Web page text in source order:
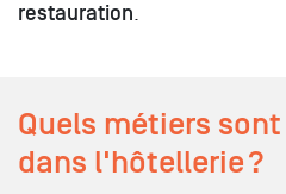
restauration.
Quels métiers
dans l'hôtellerie ?